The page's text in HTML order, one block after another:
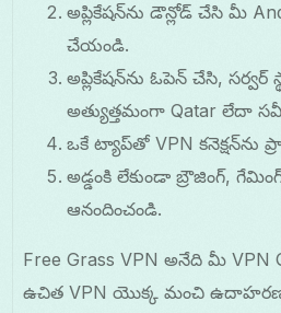
అప్లికేషన్‌ను డౌన్లోడ్ చేసి మీ
చేయండి.
అప్లికేషన్‌ను ఓపెన్ చేసి, సర్వర్
అత్యుత్తమంగా Qatar లేదా
ఒకే ట్యాప్‌తో VPN కనెక్షన్‌ను
అడ్డంకి లేకుండా బ్రౌజింగ్,
ఆనందించండి.
Free Grass VPN అనేది మీ
ఉచిత VPN యొక్క మంచి